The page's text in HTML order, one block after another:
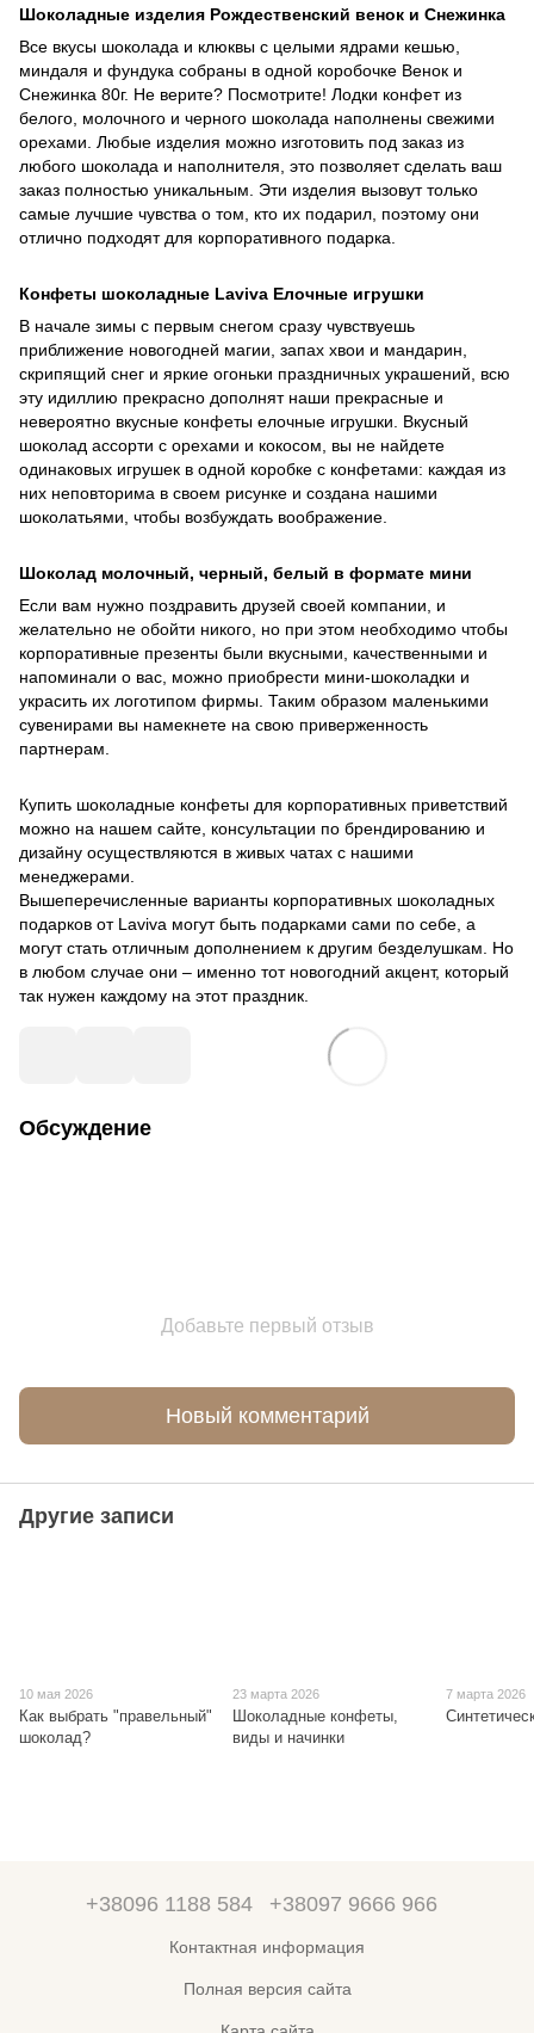
Шоколадные изделия Рождественский венок и Снежинка
Все вкусы шоколада и клюквы с целыми ядрами кешью,
миндаля и фундука собраны в одной коробочке Венок и
Снежинка 80г. Не верите? Посмотрите! Лодки конфет из
белого, молочного и черного шоколада наполнены свежими
орехами. Любые изделия можно изготовить под заказ из
любого шоколада и наполнителя, это позволяет сделать ваш
заказ полностью уникальным. Эти изделия вызовут только
самые лучшие чувства о том, кто их подарил, поэтому они
отлично подходят для корпоративного подарка.
Конфеты шоколадные Laviva Елочные игрушки
В начале зимы с первым снегом сразу чувствуешь
приближение новогодней магии, запах хвои и мандарин,
скрипящий снег и яркие огоньки праздничных украшений, всю
эту идиллию прекрасно дополнят наши прекрасные и
невероятно вкусные конфеты елочные игрушки. Вкусный
шоколад ассорти с орехами и кокосом, вы не найдете
одинаковых игрушек в одной коробке с конфетами: каждая из
них неповторима в своем рисунке и создана нашими
шоколатьями, чтобы возбуждать воображение.
Шоколад молочный, черный, белый в формате мини
Если вам нужно поздравить друзей своей компании, и
желательно не обойти никого, но при этом необходимо чтобы
корпоративные презенты были вкусными, качественными и
напоминали о вас, можно приобрести мини-шоколадки и
украсить их логотипом фирмы. Таким образом маленькими
сувенирами вы намекнете на свою приверженность
партнерам.
Купить шоколадные конфеты для корпоративных приветствий
можно на нашем сайте, консультации по брендированию и
дизайну осуществляются в живых чатах с нашими
менеджерами.
Вышеперечисленные варианты корпоративных шоколадных
подарков от Laviva могут быть подарками сами по себе, а
могут стать отличным дополнением к другим безделушкам. Но
в любом случае они – именно тот новогодний акцент, который
так нужен каждому на этот праздник.
Обсуждение
Добавьте первый отзыв
Новый комментарий
Другие записи
10 мая 2026
Как выбрать "правельный"
шоколад?
23 марта 2026
Шоколадные конфеты,
виды и начинки
7 марта 2026
+38096 1188 584 +38097 9666 966
Контактная информация
Полная версия сайта